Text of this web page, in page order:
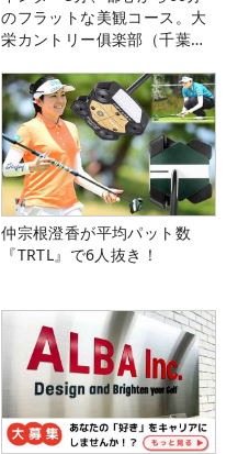
のフラットな美観コース。大
栄カントリー俱楽部（千葉
仲宗根澄香が平均パット数
『TRTL』で6人抜き！